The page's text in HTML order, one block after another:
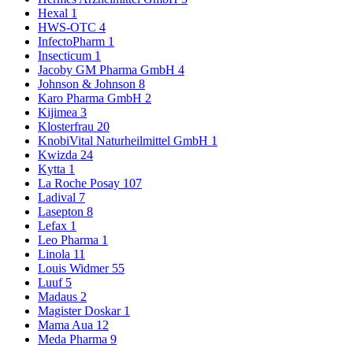
Hexal 1
HWS-OTC 4
InfectoPharm 1
Insecticum 1
Jacoby GM Pharma GmbH 4
Johnson & Johnson 8
Karo Pharma GmbH 2
Kijimea 3
Klosterfrau 20
KnobiVital Naturheilmittel GmbH 1
Kwizda 24
Kytta 1
La Roche Posay 107
Ladival 7
Lasepton 8
Lefax 1
Leo Pharma 1
Linola 11
Louis Widmer 55
Luuf 5
Madaus 2
Magister Doskar 1
Mama Aua 12
Meda Pharma 9